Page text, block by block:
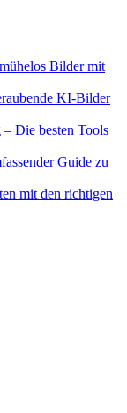
Bilder mit
KI-Bilder
Die besten Tools
Guide zu
mit den richtigen